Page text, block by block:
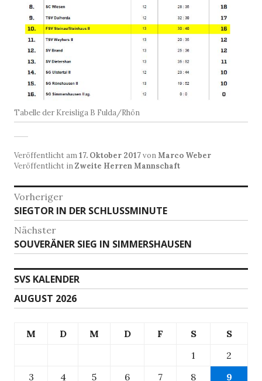
Tabelle der Kreisliga B Fulda/Rhön
Veröffentlicht am17. Oktober 2017vonMarco Weber
Veröffentlicht inZweite Herren Mannschaft
Beitragsnavigation
Vorheriger
Vorheriger
Beitrag:
SIEGTOR IN DER SCHLUSSMINUTE
Nächster
Nächster
Beitrag:
SOUVERÄNER SIEG IN SIMMERSHAUSEN
SVS KALENDER
AUGUST 2026
M D M D F S
S
1
2
3
4 5 6 7 8
9